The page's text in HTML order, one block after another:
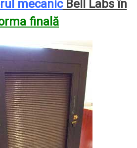
mecanicBell Labsîn
finală